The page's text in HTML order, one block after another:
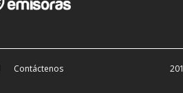
Contáctenos